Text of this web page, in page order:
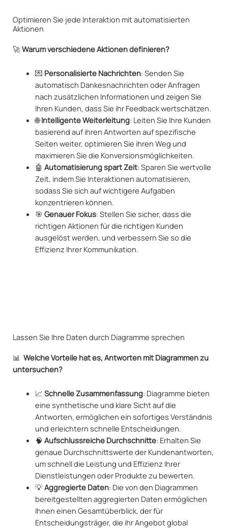
Optimieren Sie jede Interaktion mit automatisierten
Aktionen
🚀Warum verschiedene Aktionen definieren?
💌 Personalisierte Nachrichten: Senden Sie
automatisch Dankesnachrichten oder Anfragen
nach zusätzlichen Informationen und zeigen Sie
Ihren Kunden, dass Sie ihr Feedback wertschätzen.
🌐Intelligente Weiterleitung: Leiten Sie Ihre Kunden
basierend auf ihren Antworten auf spezifische
Seiten weiter, optimieren Sie ihren Weg und
maximieren Sie die Konversionsmöglichkeiten.
🤖 Automatisierung spart Zeit: Sparen Sie wertvolle
Zeit, indem Sie Interaktionen automatisieren,
sodass Sie sich auf wichtigere Aufgaben
konzentrieren können.
🎯 Genauer Fokus: Stellen Sie sicher, dass die
richtigen Aktionen für die richtigen Kunden
ausgelöst werden, und verbessern Sie so die
Effizienz Ihrer Kommunikation.
Lassen Sie Ihre Daten durch Diagramme sprechen
📊 Welche Vorteile hat es, Antworten mit Diagrammen zu
untersuchen?
📈 Schnelle Zusammenfassung: Diagramme bieten
eine synthetische und klare Sicht auf die
Antworten, ermöglichen ein sofortiges Verständnis
und erleichtern schnelle Entscheidungen.
🧠 Aufschlussreiche Durchschnitte: Erhalten Sie
genaue Durchschnittswerte der Kundenantworten,
um schnell die Leistung und Effizienz Ihrer
Dienstleistungen oder Produkte zu bewerten.
💡Aggregierte Daten: Die von den Diagrammen
bereitgestellten aggregierten Daten ermöglichen
Ihnen einen Gesamtüberblick, der für
Entscheidungsträger, die ihr Angebot global